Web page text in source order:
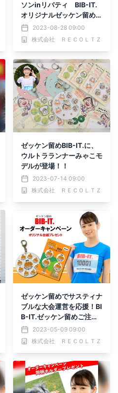
ソンinリバティ BIB-IT.
オリジナルゼッケン留め販
売開始2023-08-28 09:00
株式会社 ＲＥＣＯＬＴＺ
ゼッケン留めBIB-IT.に、
ウルトラランナーみゃこモ
デルが登場！！
2023-07-14 09:00
株式会社 ＲＥＣＯＬＴＺ
ゼッケン留めでサスティナ
ブルな大会運営を応援！BI
B-IT.ゼッケン留めご注文
でオリジナル台紙プレゼン
ト
2023-05-09 09:00
株式会社 ＲＥＣＯＬＴＺ